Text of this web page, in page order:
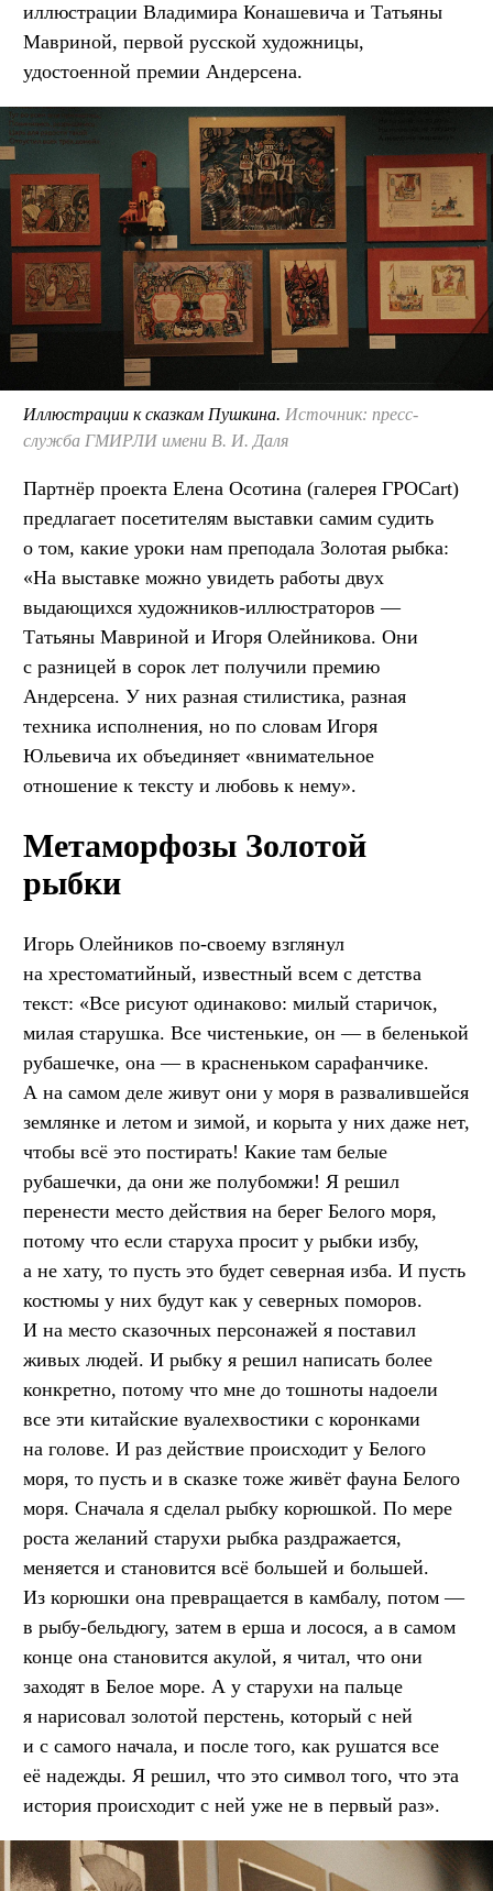
иллюстрации Владимира Конашевича и Татьяны
Мавриной, первой русской художницы,
удостоенной премии Андерсена.
Иллюстрации к сказкам Пушкина. Источник: пресс-
служба ГМИРЛИ имени В. И. Даля
Партнёр проекта Елена Осотина (галерея ГРОСart)
предлагает посетителям выставки самим судить
о том, какие уроки нам преподала Золотая рыбка:
«На выставке можно увидеть работы двух
выдающихся художников-иллюстраторов —
Татьяны Мавриной и Игоря Олейникова. Они
с разницей в сорок лет получили премию
Андерсена. У них разная стилистика, разная
техника исполнения, но по словам Игоря
Юльевича их объединяет «внимательное
отношение к тексту и любовь к нему».
Метаморфозы Золотой
рыбки
Игорь Олейников по-своему взглянул
на хрестоматийный, известный всем с детства
текст: «Все рисуют одинаково: милый старичок,
милая старушка. Все чистенькие, он — в беленькой
рубашечке, она — в красненьком сарафанчике.
А на самом деле живут они у моря в развалившейся
землянке и летом и зимой, и корыта у них даже нет,
чтобы всё это постирать! Какие там белые
рубашечки, да они же полубомжи! Я решил
перенести место действия на берег Белого моря,
потому что если старуха просит у рыбки избу,
а не хату, то пусть это будет северная изба. И пусть
костюмы у них будут как у северных поморов.
И на место сказочных персонажей я поставил
живых людей. И рыбку я решил написать более
конкретно, потому что мне до тошноты надоели
все эти китайские вуалехвостики с коронками
на голове. И раз действие происходит у Белого
моря, то пусть и в сказке тоже живёт фауна Белого
моря. Сначала я сделал рыбку корюшкой. По мере
роста желаний старухи рыбка раздражается,
меняется и становится всё большей и большей.
Из корюшки она превращается в камбалу, потом —
в рыбу-бельдюгу, затем в ерша и лосося, а в самом
конце она становится акулой, я читал, что они
заходят в Белое море. А у старухи на пальце
я нарисовал золотой перстень, который с ней
и с самого начала, и после того, как рушатся все
её надежды. Я решил, что это символ того, что эта
история происходит с ней уже не в первый раз».